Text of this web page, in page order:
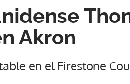
Akron
en el Firestone